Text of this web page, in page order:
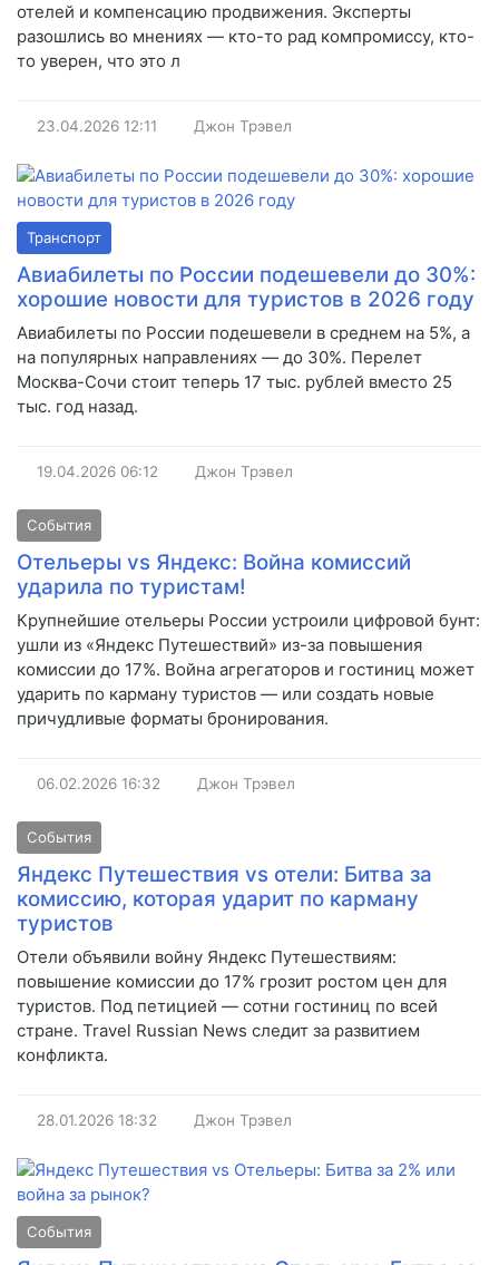
отелей и компенсацию продвижения. Эксперты
разошлись во мнениях — кто-то рад компромиссу, кто-
то уверен, что это л
23.04.2026 12:11 Джон Трэвел
Транспорт
Авиабилеты по России подешевели до 30%:
хорошие новости для туристов в 2026 году
Авиабилеты по России подешевели в среднем на 5%, а
на популярных направлениях — до 30%. Перелет
Москва-Сочи стоит теперь 17 тыс. рублей вместо 25
тыс. год назад.
19.04.2026 06:12 Джон Трэвел
События
Отельеры vs Яндекс: Война комиссий
ударила по туристам!
Крупнейшие отельеры России устроили цифровой бунт:
ушли из «Яндекс Путешествий» из-за повышения
комиссии до 17%. Война агрегаторов и гостиниц может
ударить по карману туристов — или создать новые
причудливые форматы бронирования.
06.02.2026 16:32 Джон Трэвел
События
Яндекс Путешествия vs отели: Битва за
комиссию, которая ударит по карману
туристов
Отели объявили войну Яндекс Путешествиям:
повышение комиссии до 17% грозит ростом цен для
туристов. Под петицией — сотни гостиниц по всей
стране. Travel Russian News следит за развитием
конфликта.
28.01.2026 18:32 Джон Трэвел
События